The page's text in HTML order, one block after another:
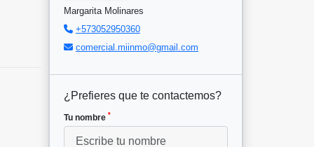
Margarita Molinares
+573052950360
comercial.miinmo@gmail.com
¿Prefieres que te contactemos?
Tu nombre *